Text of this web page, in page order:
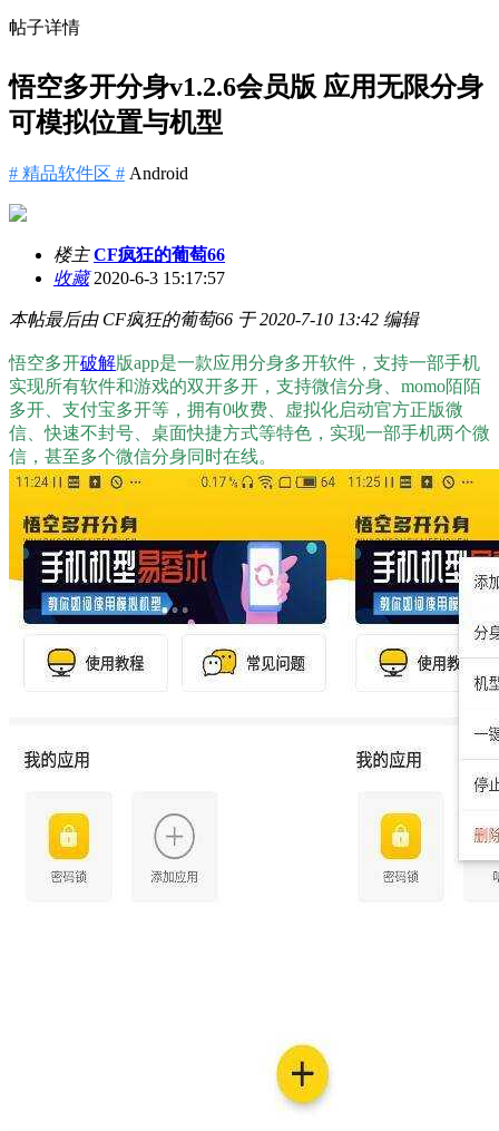
帖子详情
悟空多开分身v1.2.6会员版 应用无限分身
可模拟位置与机型
# 精品软件区 # Android
楼主 CF疯狂的葡萄66
收藏2020-6-3 15:17:57
本帖最后由 CF疯狂的葡萄66 于 2020-7-10 13:42 编辑
悟空多开破解版app是一款应用分身多开软件，支持一部手机
实现所有软件和游戏的双开多开，支持微信分身、momo陌陌
多开、支付宝多开等，拥有0收费、虚拟化启动官方正版微
信、快速不封号、桌面快捷方式等特色，实现一部手机两个微
信，甚至多个微信分身同时在线。